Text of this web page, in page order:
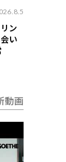
ン
い
動画